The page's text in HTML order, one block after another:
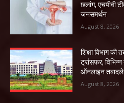
छलांग, एचपीवी
जनसमर्थन
August 8, 2026
शिक्षा विभाग की
ट्रांसफर,
ऑनलाइन तबादले
August 8, 2026